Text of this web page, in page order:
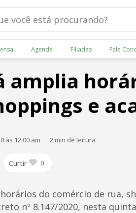
Agenda Filiadas Fale
amplia
e
às 12:00 am
2 min de leitura
Curtir 0
do comércio de rua,
nº 8.147/2020, nesta